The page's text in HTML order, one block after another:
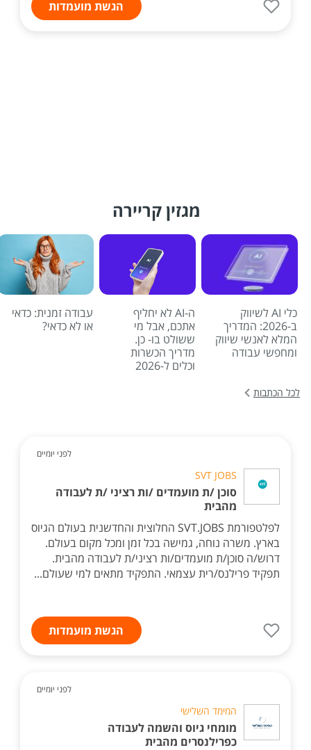
הגשת מועמדות
מגזין קריירה
כלי AI לשיווק
ב-2026: המדריך
המלא לאנשי שיווק
ומחפשי עבודה
ה-AI לא יחליף
אתכם, אבל מי
ששולט בו- כן.
מדריך הכשרות
וכלים ל-2026
עבודה זמנית: כדאי
או לא כדאי?
לכל הכתבות
לפני יומיים
SVT JOBS
סוכן /ת מועמדים /ות רציני /ת לעבודה
מהבית
לפלטפורמת SVT.JOBS החלוצית והחדשנית בעולם הגיוס
בארץ. משרה נוחה, גמישה בכל זמן ומכל מקום בעולם.
דרוש/ה סוכן/ת מועמדים/ות רציני/ת לעבודה מהבית.
תפקיד פרילנס/רית עצמאי. התפקיד מתאים למי שעולם...
הגשת מועמדות
לפני יומיים
המימד השלישי
מומחי גיוס והשמה לעבודה
כפרילנסרים מהבית